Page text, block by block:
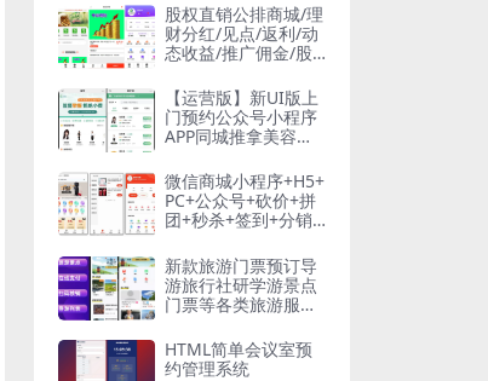
股权直销公排商城/理
财分红/见点/返利/动
态收益/推广佣金/股
【运营版】新UI版上
门预约公众号小程序
APP同城推拿美容家
仿东郊到家
微信商城小程序+H5+
PC+公众号+砍价+拼
团+秒杀+签到+分销t
新款旅游门票预订导
游旅行社研学游景点
门票等各类旅游服务
在线核销
HTML简单会议室预
约管理系统